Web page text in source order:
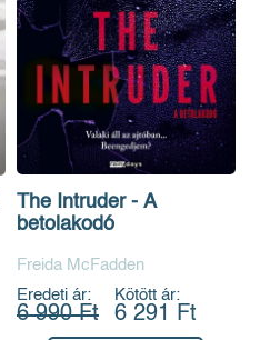
The Intruder - A
betolakodó
Freida McFadden
Eredeti ár:
6 990 Ft
Kötött ár:
6 291 Ft